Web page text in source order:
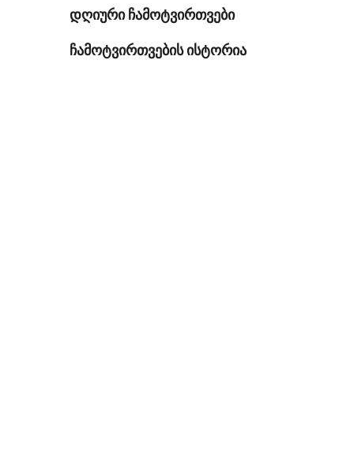
დღიური ჩამოტვირთვები
ჩამოტვირთვების ისტორია